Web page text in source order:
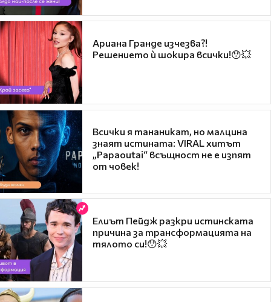
Ариана Гранде изчезва?!
Решението ѝ шокира всички!😯💥
Всички я тананикат, но малцина
знаят истината: VIRAL хитът
„Papaoutai“ всъщност не е изпят
от човек!
Елиът Пейдж разкри истинската
причина за трансформацията на
тялото си!😯💥